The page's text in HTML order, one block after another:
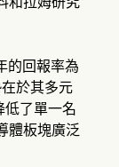
的回報率為
於其多元
低了單一名
體板塊廣泛